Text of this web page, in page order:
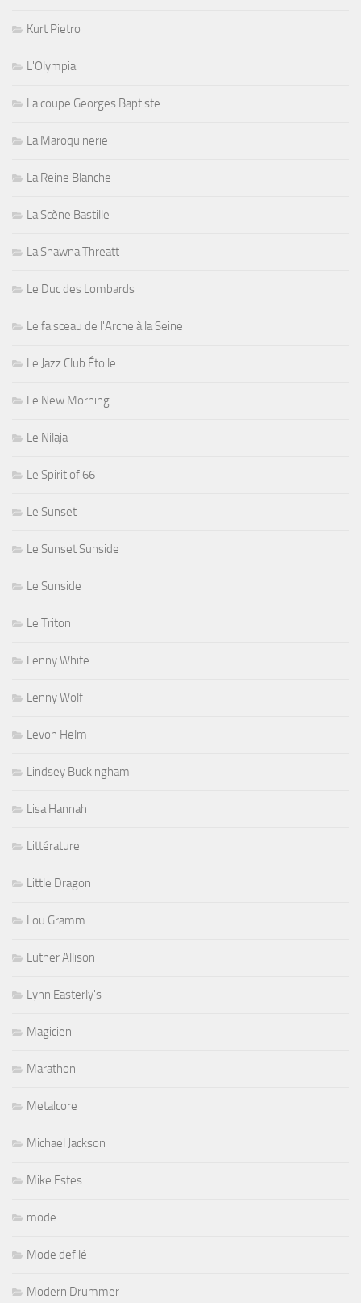
Kurt Pietro
L'Olympia
La coupe Georges Baptiste
La Maroquinerie
La Reine Blanche
La Scène Bastille
La Shawna Threatt
Le Duc des Lombards
Le faisceau de l'Arche à la Seine
Le Jazz Club Étoile
Le New Morning
Le Nilaja
Le Spirit of 66
Le Sunset
Le Sunset Sunside
Le Sunside
Le Triton
Lenny White
Lenny Wolf
Levon Helm
Lindsey Buckingham
Lisa Hannah
Littérature
Little Dragon
Lou Gramm
Luther Allison
Lynn Easterly's
Magicien
Marathon
Metalcore
Michael Jackson
Mike Estes
mode
Mode defilé
Modern Drummer